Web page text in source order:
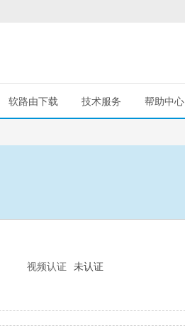
软路由下载 技术服务 帮助中心
视频认证 未认证